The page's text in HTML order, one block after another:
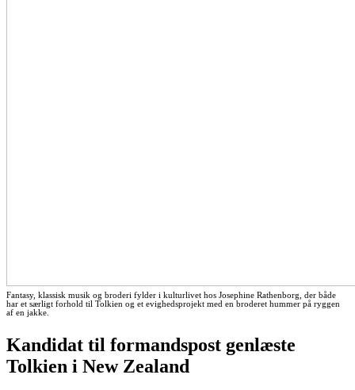
Fantasy, klassisk musik og broderi fylder i kulturlivet hos Josephine Rathenborg, der både
har et særligt forhold til Tolkien og et evighedsprojekt med en broderet hummer på ryggen
af en jakke.
Kandidat til formandspost genlæste
Tolkien i New Zealand